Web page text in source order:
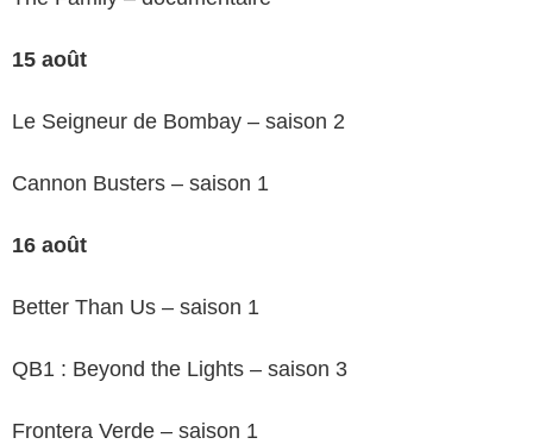
15 août
Le Seigneur de Bombay – saison 2
Cannon Busters – saison 1
16 août
Better Than Us – saison 1
QB1 : Beyond the Lights – saison 3
Frontera Verde – saison 1